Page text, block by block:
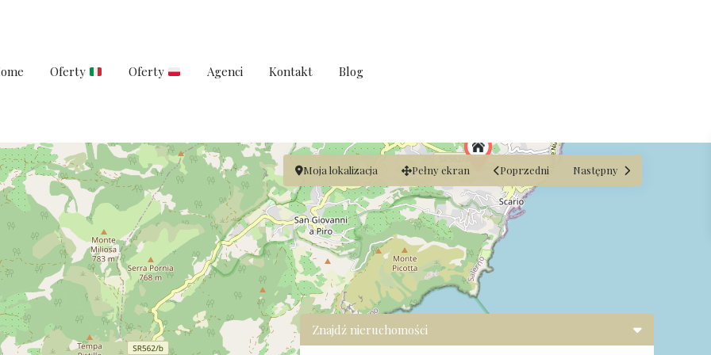
Oferty Oferty Agenci Kontakt Blog
Moja lokalizacja Pełny ekran Poprzedni Następny
Znajdź nieruchomości